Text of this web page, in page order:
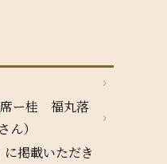
ー桂 福丸落
ん）
掲載いただき